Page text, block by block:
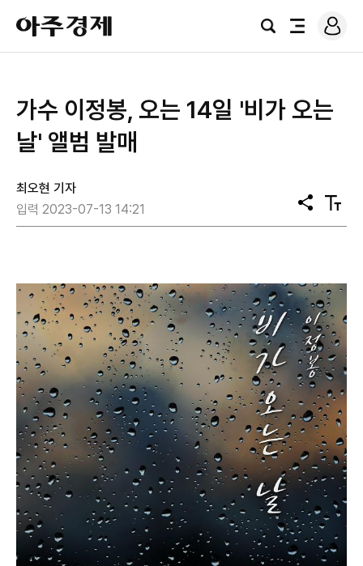
아
주
경
검
전
로
그
가수 이정봉, 오는 14일 '비가 오는
날' 앨범 발매
최오현 기자
입력 2023-07-13 14:21
공
유
텍
스